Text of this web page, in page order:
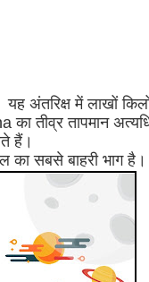
अंतरिक्ष में लाखों
तीव्र तापमान
हैं।
का सबसे बाहरी भाग है।